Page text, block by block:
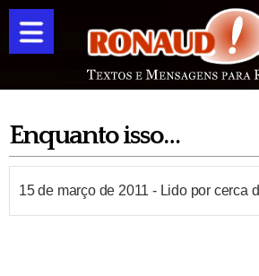
Enquanto isso…
15 de março de 2011 - Lido por cerca